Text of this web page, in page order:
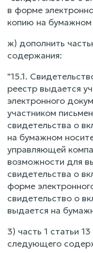
в форме
копию на бумажном
ж) дополнить
содержания:
"15.1.
реестр выдается
электронного
участником
свидетельства о
на бумажном
управляющей
возможности для
свидетельства о
форме
свидетельство о
выдается на
3) часть 1 статьи
следующего